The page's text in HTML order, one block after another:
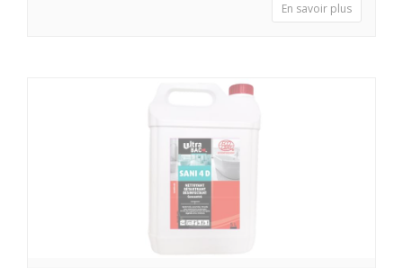
En savoir plus